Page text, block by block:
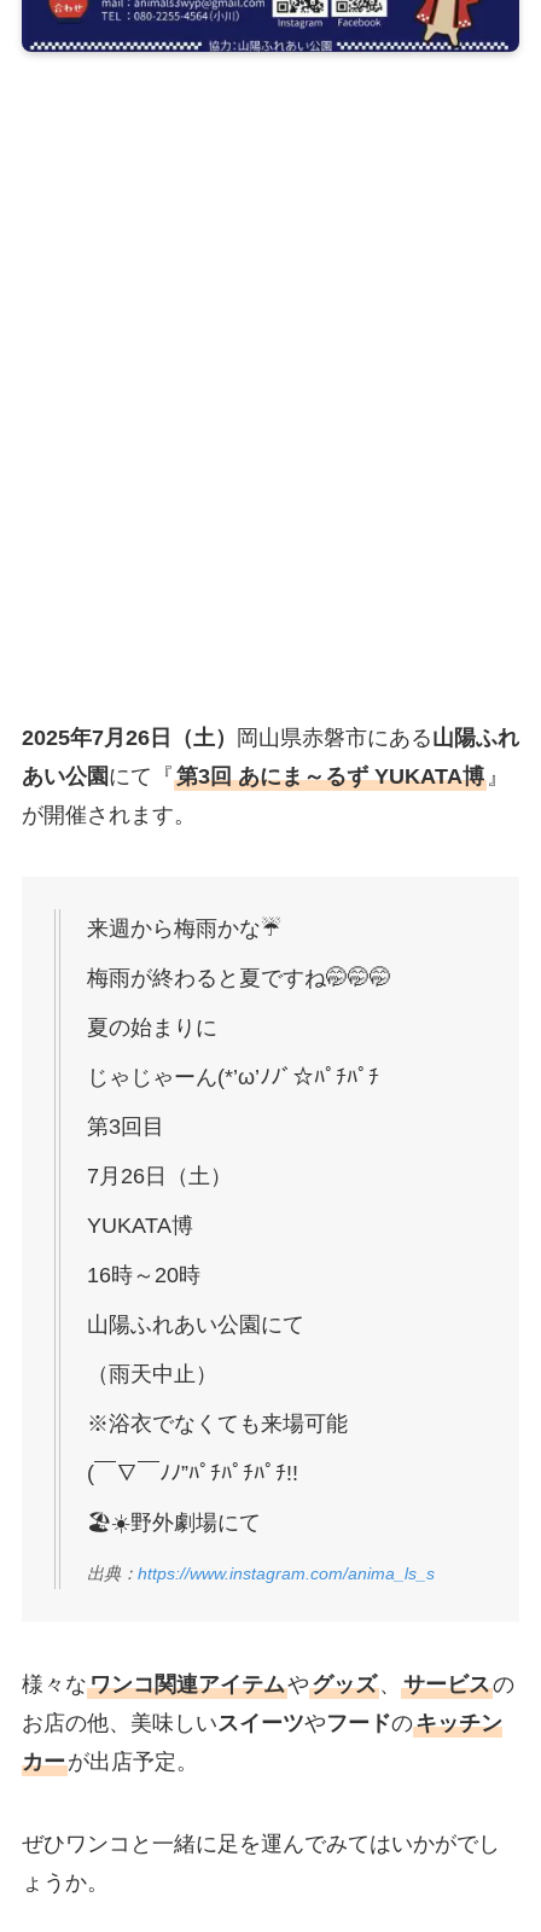
2025年7月26日（土） 岡山県赤磐市にある山陽ふれ
あい公園にて『第3回 あにま～るず YUKATA博』
が開催されます。
来週から梅雨かな☔️
梅雨が終わると夏ですね🤭🤭🤭
夏の始まりに
じゃじゃーん(*’ω’ﾉﾉﾞ☆ﾊﾟﾁﾊﾟﾁ
第3回目
7月26日（土）
YUKATA博
16時～20時
山陽ふれあい公園にて
（雨天中止）
※浴衣でなくても来場可能
(￣∇￣ﾉﾉ”ﾊﾟﾁﾊﾟﾁﾊﾟﾁ!!
🏖☀️野外劇場にて
出典： https://www.instagram.com/anima_ls_s
様々なワンコ関連アイテムやグッズ、 サービスの
お店の他、美味しいスイーツやフードのキッチン
カーが出店予定。
ぜひワンコと一緒に足を運んでみてはいかがでし
ょうか。